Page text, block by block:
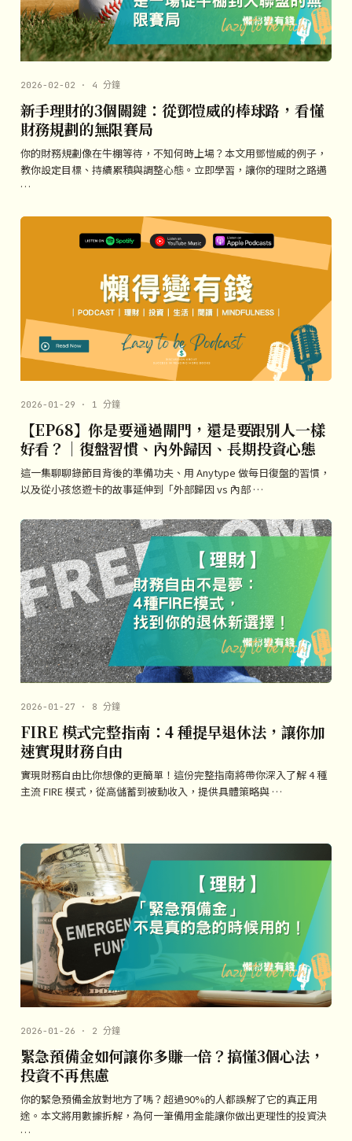
2026-02-02 · 4 分鐘
新手理財的3個關鍵：從鄧愷威的棒球路，看懂
財務規劃的無限賽局
你的財務規劃像在牛棚等待，不知何時上場？本文用鄧愷威的例子，
教你設定目標、持續累積與調整心態。立即學習，讓你的理財之路邁
…
2026-01-29 · 1 分鐘
【EP68】你是要通過閘門，還是要跟別人一樣
好看？｜復盤習慣、內外歸因、長期投資心態
這一集聊聊錄節目背後的準備功夫、用 Anytype 做每日復盤的習慣，
以及從小孩悠遊卡的故事延伸到「外部歸因 vs 內部 …
2026-01-27 · 8 分鐘
FIRE 模式完整指南：4 種提早退休法，讓你加
速實現財務自由
實現財務自由比你想像的更簡單！這份完整指南將帶你深入了解 4 種
主流 FIRE 模式，從高儲蓄到被動收入，提供具體策略與 …
2026-01-26 · 2 分鐘
緊急預備金如何讓你多賺一倍？搞懂3個心法，
投資不再焦慮
你的緊急預備金放對地方了嗎？超過90%的人都誤解了它的真正用
途。本文將用數據拆解，為何一筆備用金能讓你做出更理性的投資決
…